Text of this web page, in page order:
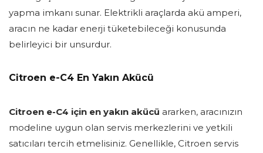
yapma imkanı sunar. Elektrikli araçlarda akü amperi,
aracın ne kadar enerji tüketebileceği konusunda
belirleyici bir unsurdur.
Citroen e-C4 En Yakın Akücü
Citroen e-C4 için en yakın akücü ararken, aracınızın
modeline uygun olan servis merkezlerini ve yetkili
satıcıları tercih etmelisiniz. Genellikle, Citroen servis